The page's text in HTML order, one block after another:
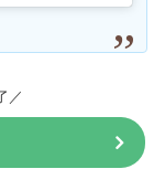
／